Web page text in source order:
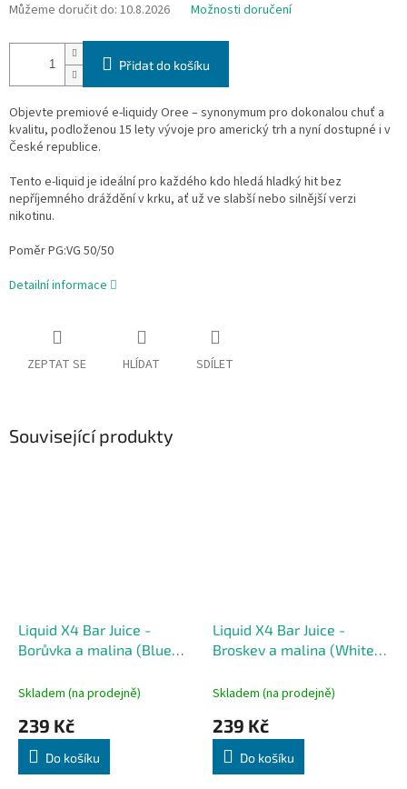
Můžeme doručit do: 10.8.2026 Možnosti doručení
Přidat do košíku
Objevte premiové e-liquidy Oree – synonymum pro dokonalou chuť a
kvalitu, podloženou 15 lety vývoje pro americký trh a nyní dostupné i v
České republice.
Tento e-liquid je ideální pro každého kdo hledá hladký hit bez
nepříjemného dráždění v krku, ať už ve slabší nebo silnější verzi
nikotinu.
Poměr PG:VG 50/50
Detailní informace
ZEPTAT SE HLÍDAT SDÍLET
Související produkty
Liquid X4 Bar Juice -
Borůvka a malina (Blue
10mg
Skladem (na prodejně)
239 Kč
Do košíku
Liquid X4 Bar Juice -
Broskev a malina (White
Skladem (na prodejně)
239 Kč
Do košíku